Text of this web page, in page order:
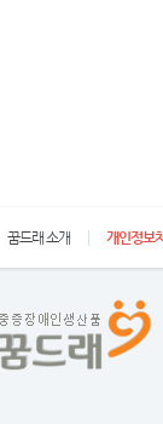
꿈드래 소개 개인정보